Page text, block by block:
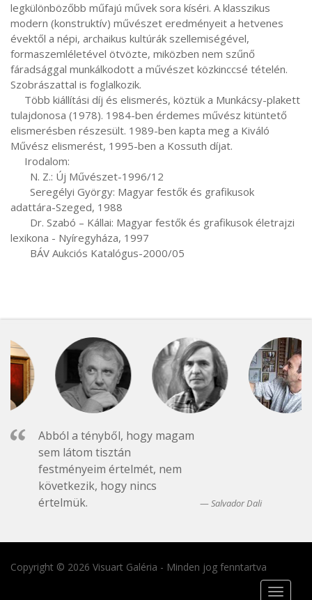
legkülönbözőbb műfajú művek sora kíséri. A klasszikus
modern (konstruktív) művészet eredményeit a hetvenes
évektől a népi, archaikus kultúrák szellemiségével,
formaszemléletével ötvözte, miközben nem szűnő
fáradsággal munkálkodott a művészet közkinccsé tételén.
Szobrászattal is foglalkozik.
tulajdonosa (1978). 1984-ben érdemes művész kitüntető
elismerésben részesült. 1989-ben kapta meg a Kiváló
Művész elismerést, 1995-ben a Kossuth díjat.
adattára-Szeged, 1988
lexikona - Nyíregyháza, 1997
       BÁV Aukciós Katalógus-2000/05
Abból a tényből, hogy magam
sem látom tisztán
festményeim értelmét, nem
következik, hogy nincs
értelmük.
Salvador Dali
Copyright © 2026 Visuart Galéria - Minden jog fenntartva
Toggle